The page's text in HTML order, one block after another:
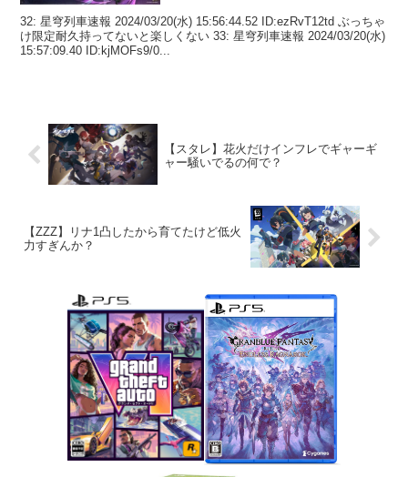
32: 星穹列車速報 2024/03/20(水) 15:56:44.52 ID:ezRvT12td ぶっちゃ
け限定耐久持ってないと楽しくない 33: 星穹列車速報 2024/03/20(水)
15:57:09.40 ID:kjMOFs9/0...
【スタレ】花火だけインフレでギャーギ
ャー騒いでるの何で？
【ZZZ】リナ1凸したから育てたけど低火
力すぎんか？